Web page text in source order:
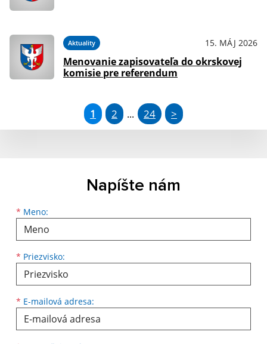
Aktuality 15. MÁJ 2026
Menovanie zapisovateľa do okrskovej
komisie pre referendum
1 2 ... 24 >
Napíšte nám
* Meno:
* Priezvisko:
* E-mailová adresa: